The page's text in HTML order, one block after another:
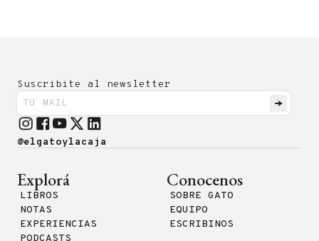
Suscribite al newsletter
@elgatoylacaja
Explorá
LIBROS
NOTAS
EXPERIENCIAS
Conocenos
SOBRE GATO
EQUIPO
ESCRIBINOS